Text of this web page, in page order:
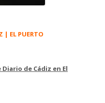
| EL PUERTO
de Cádiz en El